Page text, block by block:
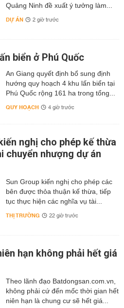
Quảng Ninh đề xuất ý tưởng làm...
DỰ ÁN 2 giờ trước
biển ở Phú Quốc
An Giang quyết định bổ sung định
hướng quy hoạch 4 khu lấn biển tại
Phú Quốc rộng 161 ha trong tổng...
QUY HOẠCH 4 giờ trước
nghị cho phép kế thừa
chuyển nhượng dự án
Sun Group kiến nghị cho phép các
bên được thỏa thuận kế thừa, tiếp
tục thực hiện các nghĩa vụ tài...
THỊ TRƯỜNG 22 giờ trước
hạn không phải hết giá
Theo lãnh đạo Batdongsan.com.vn,
không phải cứ đến mốc thời gian hết
niên hạn là chung cư sẽ hết giá...